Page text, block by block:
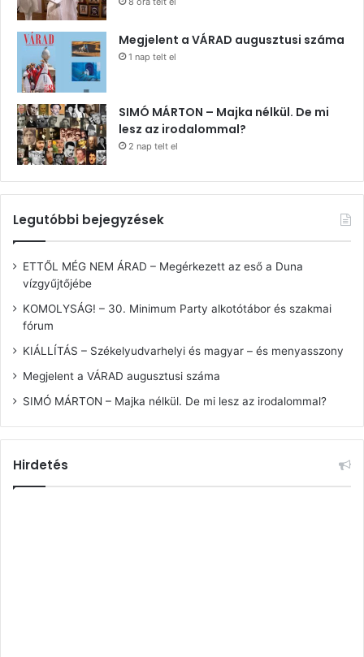
Megjelent a VÁRAD augusztusi száma
1 nap telt el
SIMÓ MÁRTON – Majka nélkül. De mi
lesz az irodalommal?
2 nap telt el
Legutóbbi bejegyzések
ETTŐL MÉG NEM ÁRAD – Megérkezett az eső a Duna
vízgyűjtőjébe
KOMOLYSÁG! – 30. Minimum Party alkotótábor és szakmai
fórum
KIÁLLÍTÁS – Székelyudvarhelyi és magyar – és menyasszony
Megjelent a VÁRAD augusztusi száma
SIMÓ MÁRTON – Majka nélkül. De mi lesz az irodalommal?
Hirdetés